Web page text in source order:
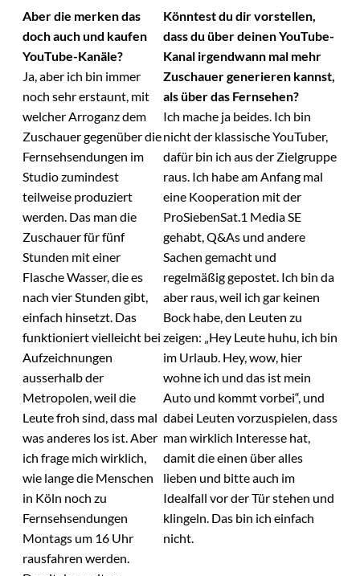
Aber die merken das
doch auch und kaufen
YouTube-Kanäle?
Ja, aber ich bin immer
noch sehr erstaunt, mit
welcher Arroganz dem
Zuschauer gegenüber die
Fernsehsendungen im
Studio zumindest
teilweise produziert
werden. Das man die
Zuschauer für fünf
Stunden mit einer
Flasche Wasser, die es
nach vier Stunden gibt,
einfach hinsetzt. Das
funktioniert vielleicht bei
Aufzeichnungen
ausserhalb der
Metropolen, weil die
Leute froh sind, dass mal
was anderes los ist. Aber
ich frage mich wirklich,
wie lange die Menschen
in Köln noch zu
Fernsehsendungen
Montags um 16 Uhr
rausfahren werden.
Könntest du dir vorstellen,
dass du über deinen YouTube-
Kanal irgendwann mal mehr
Zuschauer generieren kannst,
als über das Fernsehen?
Ich mache ja beides. Ich bin
nicht der klassische YouTuber,
dafür bin ich aus der Zielgruppe
raus. Ich habe am Anfang mal
eine Kooperation mit der
ProSiebenSat.1 Media SE
gehabt, Q&As und andere
Sachen gemacht und
regelmäßig gepostet. Ich bin da
aber raus, weil ich gar keinen
Bock habe, den Leuten zu
zeigen: „Hey Leute huhu, ich bin
im Urlaub. Hey, wow, hier
wohne ich und das ist mein
Auto und kommt vorbei“, und
dabei Leuten vorzuspielen, dass
man wirklich Interesse hat,
damit die einen über alles
lieben und bitte auch im
Idealfall vor der Tür stehen und
klingeln. Das bin ich einfach
nicht.